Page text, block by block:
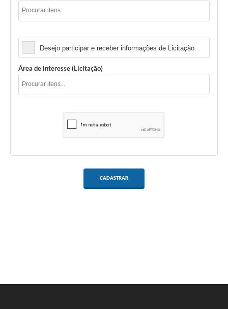
Desejo participar e receber informações de Licitação.
Área de interesse (Licitação)
CADASTRAR